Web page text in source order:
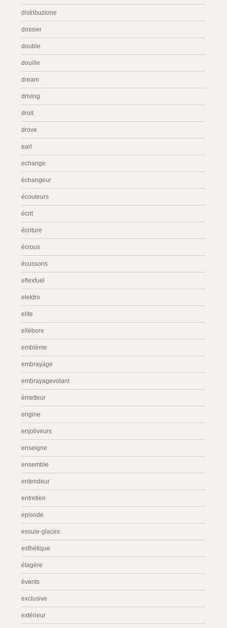
distribuzione
dossier
double
douille
dream
driving
droit
drove
earl
echange
échangeur
écouteurs
écrit
écriture
écrous
écussons
eflexfuel
elektro
elite
ellébore
emblème
embrayage
embrayagevolant
émetteur
engine
enjoliveurs
enseigne
ensemble
entendeur
entretien
episode
essuie-glaces
esthétique
étagère
évents
exclusive
extérieur